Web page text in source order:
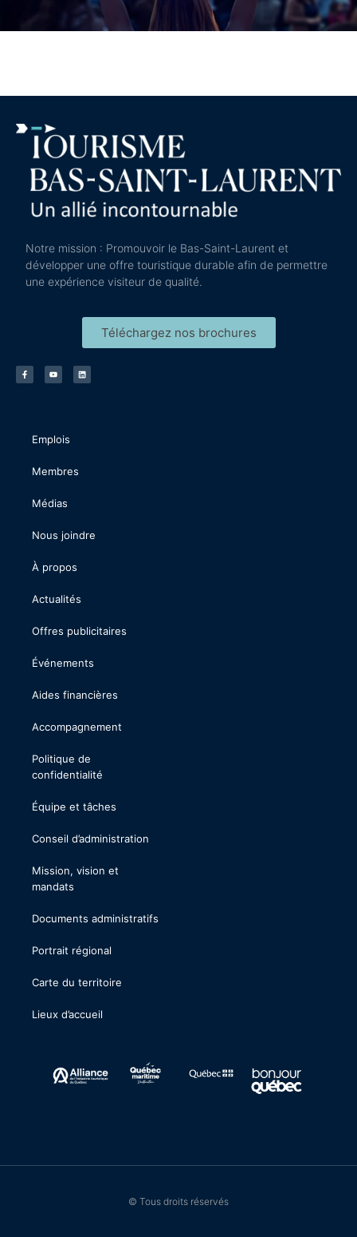
Notre mission : Promouvoir le Bas-Saint-Laurent et
développer une offre touristique durable afin de permettre
une expérience visiteur de qualité.
Téléchargez nos brochures
Emplois
Membres
Médias
Nous joindre
À propos
Actualités
Offres publicitaires
Événements
Aides financières
Accompagnement
Politique de
confidentialité
Équipe et tâches
Conseil d’administration
Mission, vision et
mandats
Documents administratifs
Portrait régional
Carte du territoire
Lieux d’accueil
© Tous droits réservés